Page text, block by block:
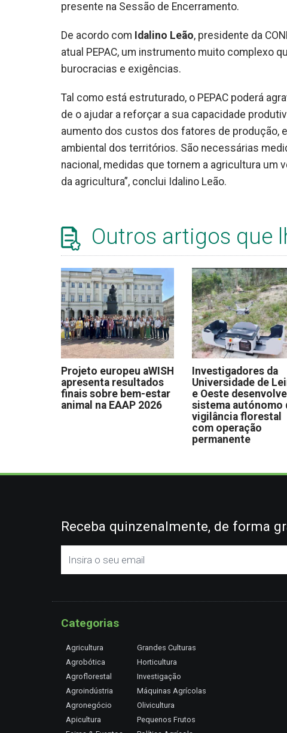
presente na Sessão de Encerramento.
De acordo com Idalino Leão, presidente da
atual PEPAC, um instrumento muito complexo
burocracias e exigências.
Tal como está estruturado, o PEPAC poderá
de o ajudar a reforçar a sua capacidade
aumento dos custos dos fatores de produção,
ambiental dos territórios. São necessárias
nacional, medidas que tornem a agricultura um
da agricultura”, conclui Idalino Leão.
Outros artigos que
Projeto europeu aWISH
apresenta resultados
finais sobre bem-estar
animal na EAAP 2026
Investigadores da
Universidade de
e Oeste
sistema autónomo
vigilância florestal
com operação
permanente
Receba quinzenalmente, de forma
Categorias
Agricultura
Agrobótica
Agroflorestal
Agroindústria
Agronegócio
Apicultura
Grandes Culturas
Horticultura
Investigação
Máquinas Agrícolas
Olivicultura
Pequenos Frutos